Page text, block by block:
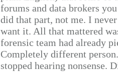
forums and data brokers
did that part, not me. I
want it. All that mattered
forensic team had already
Completely different
stopped hearing nonsense.